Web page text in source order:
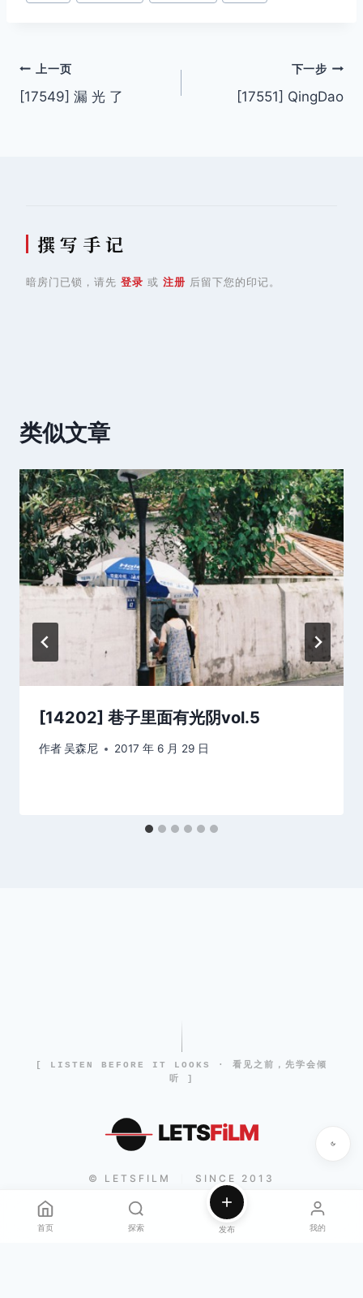
文
章
上一页
[17549] 漏 光 了
下一步
[17551] QingDao
撰 写 手 记
暗房门已锁，请先 登录 或 注册 后留下您的印记。
类似文章
[14202] 巷子里面有光阴vol.5
作者吴森尼 2017 年 6 月 29 日
[ LISTEN BEFORE IT LOOKS · 看见之前，先学会倾
听 ]
LETSFiLM
© LETSFILM SINCE 2013
首页 探索 发布 我的